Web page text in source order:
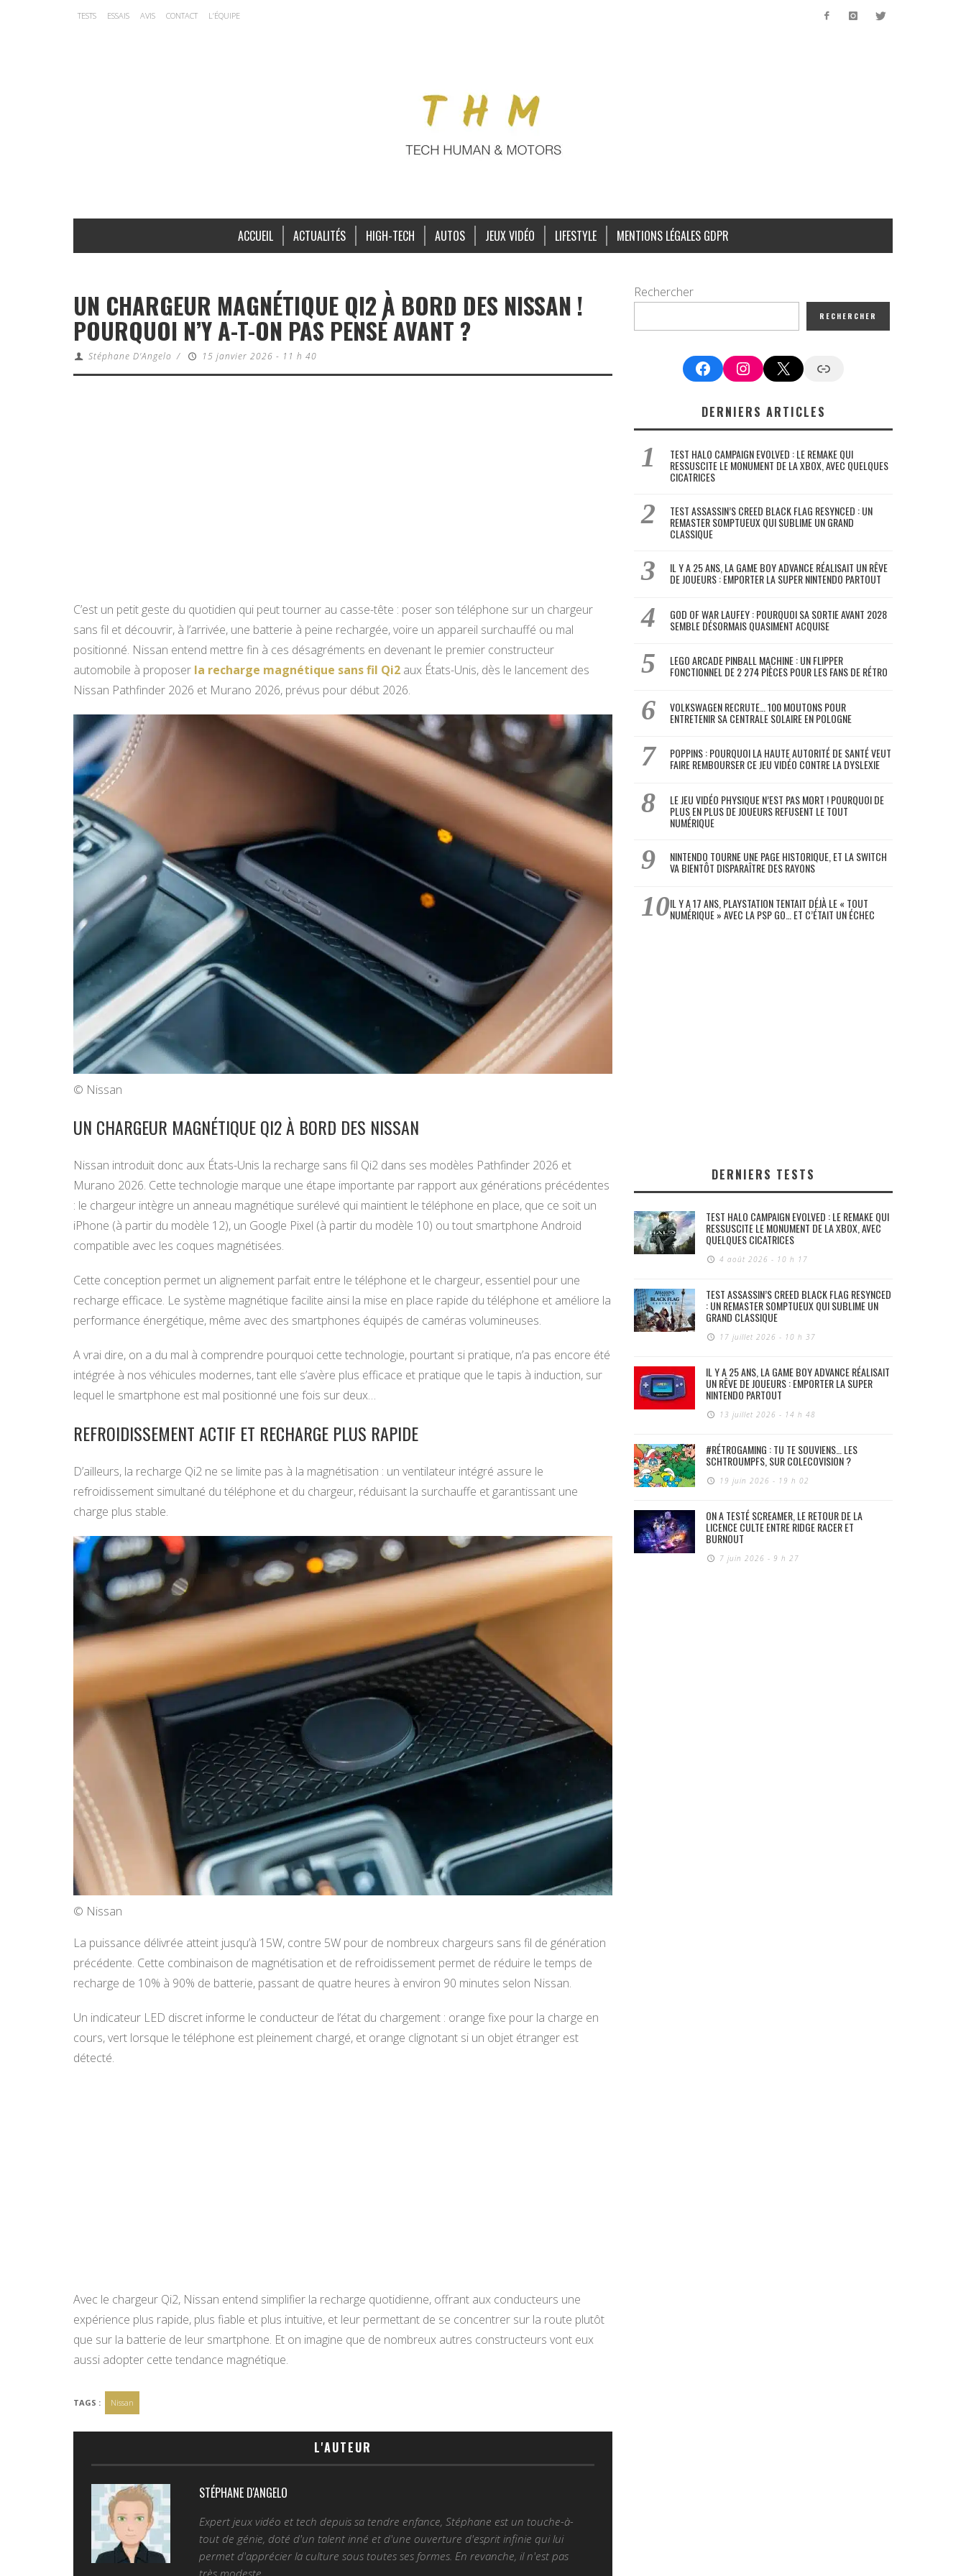
TESTS ESSAIS AVIS CONTACT L’ÉQUIPE
ACCUEIL ACTUALITÉS HIGH-TECH AUTOS JEUX VIDÉO LIFESTYLE MENTIONS LÉGALES GDPR
UN CHARGEUR MAGNÉTIQUE QI2 À BORD DES NISSAN !
POURQUOI N’Y A-T-ON PAS PENSÉ AVANT ?
Stéphane D'Angelo / 15 janvier 2026 - 11 h 40
C’est un petit geste du quotidien qui peut tourner au casse-tête : poser son téléphone sur un chargeur
sans fil et découvrir, à l’arrivée, une batterie à peine rechargée, voire un appareil surchauffé ou mal
positionné. Nissan entend mettre fin à ces désagréments en devenant le premier constructeur
automobile à proposer la recharge magnétique sans fil Qi2 aux États-Unis, dès le lancement des
Nissan Pathfinder 2026 et Murano 2026, prévus pour début 2026.
© Nissan
UN CHARGEUR MAGNÉTIQUE QI2 À BORD DES NISSAN
Nissan introduit donc aux États-Unis la recharge sans fil Qi2 dans ses modèles Pathfinder 2026 et
Murano 2026. Cette technologie marque une étape importante par rapport aux générations précédentes
: le chargeur intègre un anneau magnétique surélevé qui maintient le téléphone en place, que ce soit un
iPhone (à partir du modèle 12), un Google Pixel (à partir du modèle 10) ou tout smartphone Android
compatible avec les coques magnétisées.
Cette conception permet un alignement parfait entre le téléphone et le chargeur, essentiel pour une
recharge efficace. Le système magnétique facilite ainsi la mise en place rapide du téléphone et améliore la
performance énergétique, même avec des smartphones équipés de caméras volumineuses.
A vrai dire, on a du mal à comprendre pourquoi cette technologie, pourtant si pratique, n’a pas encore été
intégrée à nos véhicules modernes, tant elle s’avère plus efficace et pratique que le tapis à induction, sur
lequel le smartphone est mal positionné une fois sur deux…
REFROIDISSEMENT ACTIF ET RECHARGE PLUS RAPIDE
D’ailleurs, la recharge Qi2 ne se limite pas à la magnétisation : un ventilateur intégré assure le
refroidissement simultané du téléphone et du chargeur, réduisant la surchauffe et garantissant une
charge plus stable.
© Nissan
La puissance délivrée atteint jusqu’à 15W, contre 5W pour de nombreux chargeurs sans fil de génération
précédente. Cette combinaison de magnétisation et de refroidissement permet de réduire le temps de
recharge de 10% à 90% de batterie, passant de quatre heures à environ 90 minutes selon Nissan.
Un indicateur LED discret informe le conducteur de l’état du chargement : orange fixe pour la charge en
cours, vert lorsque le téléphone est pleinement chargé, et orange clignotant si un objet étranger est
détecté.
Avec le chargeur Qi2, Nissan entend simplifier la recharge quotidienne, offrant aux conducteurs une
expérience plus rapide, plus fiable et plus intuitive, et leur permettant de se concentrer sur la route plutôt
que sur la batterie de leur smartphone. Et on imagine que de nombreux autres constructeurs vont eux
aussi adopter cette tendance magnétique.
TAGS : Nissan
L'AUTEUR
STÉPHANE D'ANGELO
Expert jeux vidéo et tech depuis sa tendre enfance, Stéphane est un touche-à-
tout de génie, doté d'un talent inné et d'une ouverture d'esprit infinie qui lui
permet d'apprécier la culture sous toutes ses formes. En revanche, il n'est pas
Rechercher
RECHERCHER
FacebookInstagram
X Google News
DERNIERS ARTICLES
TEST HALO CAMPAIGN EVOLVED : LE REMAKE QUI
RESSUSCITE LE MONUMENT DE LA XBOX, AVEC QUELQUES
CICATRICES
TEST ASSASSIN’S CREED BLACK FLAG RESYNCED : UN
REMASTER SOMPTUEUX QUI SUBLIME UN GRAND
CLASSIQUE
IL Y A 25 ANS, LA GAME BOY ADVANCE RÉALISAIT UN RÊVE
DE JOUEURS : EMPORTER LA SUPER NINTENDO PARTOUT
GOD OF WAR LAUFEY : POURQUOI SA SORTIE AVANT 2028
SEMBLE DÉSORMAIS QUASIMENT ACQUISE
LEGO ARCADE PINBALL MACHINE : UN FLIPPER
FONCTIONNEL DE 2 274 PIÈCES POUR LES FANS DE RÉTRO
VOLKSWAGEN RECRUTE… 100 MOUTONS POUR
ENTRETENIR SA CENTRALE SOLAIRE EN POLOGNE
POPPINS : POURQUOI LA HAUTE AUTORITÉ DE SANTÉ VEUT
FAIRE REMBOURSER CE JEU VIDÉO CONTRE LA DYSLEXIE
LE JEU VIDÉO PHYSIQUE N’EST PAS MORT ! POURQUOI DE
PLUS EN PLUS DE JOUEURS REFUSENT LE TOUT
NUMÉRIQUE
NINTENDO TOURNE UNE PAGE HISTORIQUE, ET LA SWITCH
VA BIENTÔT DISPARAÎTRE DES RAYONS
IL Y A 17 ANS, PLAYSTATION TENTAIT DÉJÀ LE « TOUT
NUMÉRIQUE » AVEC LA PSP GO… ET C’ÉTAIT UN ÉCHEC
DERNIERS TESTS
TEST HALO CAMPAIGN EVOLVED : LE REMAKE QUI
RESSUSCITE LE MONUMENT DE LA XBOX, AVEC
QUELQUES CICATRICES
4 août 2026 - 10 h 17
TEST ASSASSIN’S CREED BLACK FLAG RESYNCED
: UN REMASTER SOMPTUEUX QUI SUBLIME UN
GRAND CLASSIQUE
17 juillet 2026 - 10 h 37
IL Y A 25 ANS, LA GAME BOY ADVANCE RÉALISAIT
UN RÊVE DE JOUEURS : EMPORTER LA SUPER
NINTENDO PARTOUT
13 juillet 2026 - 14 h 48
#RÉTROGAMING : TU TE SOUVIENS… LES
SCHTROUMPFS, SUR COLECOVISION ?
19 juin 2026 - 19 h 02
ON A TESTÉ SCREAMER, LE RETOUR DE LA
LICENCE CULTE ENTRE RIDGE RACER ET
BURNOUT
7 juin 2026 - 9 h 27